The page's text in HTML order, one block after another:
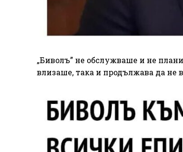
„Биволъ” не обслужваше и не
влизаше, така и продължава да не